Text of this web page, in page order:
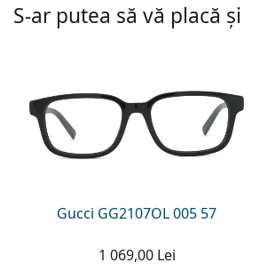
S-ar putea să vă placă și
Gucci GG2107OL 005 57
1 069,00 Lei